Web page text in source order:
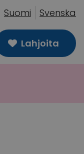
Suomi Svenska
Lahjoita